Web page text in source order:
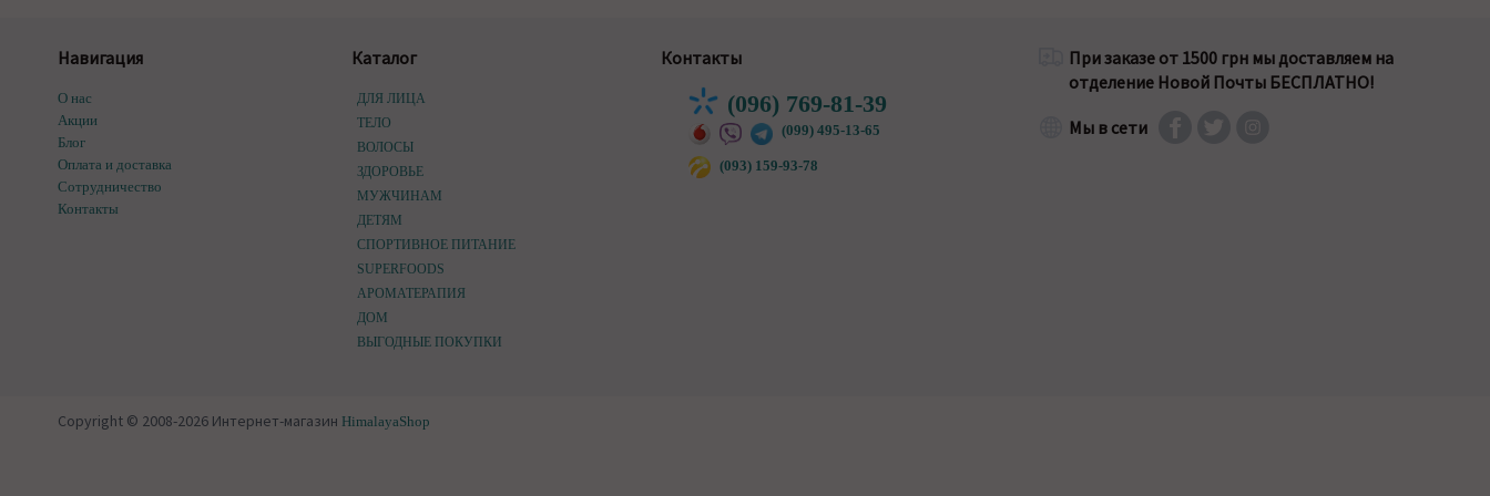
Навигация
О нас
Акции
Блог
Оплата и доставка
Сотрудничество
Контакты
Каталог
ДЛЯ ЛИЦА
ТЕЛО
ВОЛОСЫ
ЗДОРОВЬЕ
МУЖЧИНАМ
ДЕТЯМ
СПОРТИВНОЕ ПИТАНИЕ
SUPERFOODS
АРОМАТЕРАПИЯ
ДОМ
ВЫГОДНЫЕ ПОКУПКИ
Контакты
(096) 769-81-39
(099) 495-13-65
(093) 159-93-78
При заказе от 1500 грн мы доставляем на
отделение Новой Почты БЕСПЛАТНО!
Мы в сети
Copyright © 2008-2026 Интернет-магазин HimalayaShop